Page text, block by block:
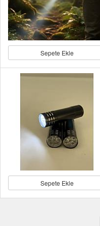
Sepete Ekle
Sepete Ekle